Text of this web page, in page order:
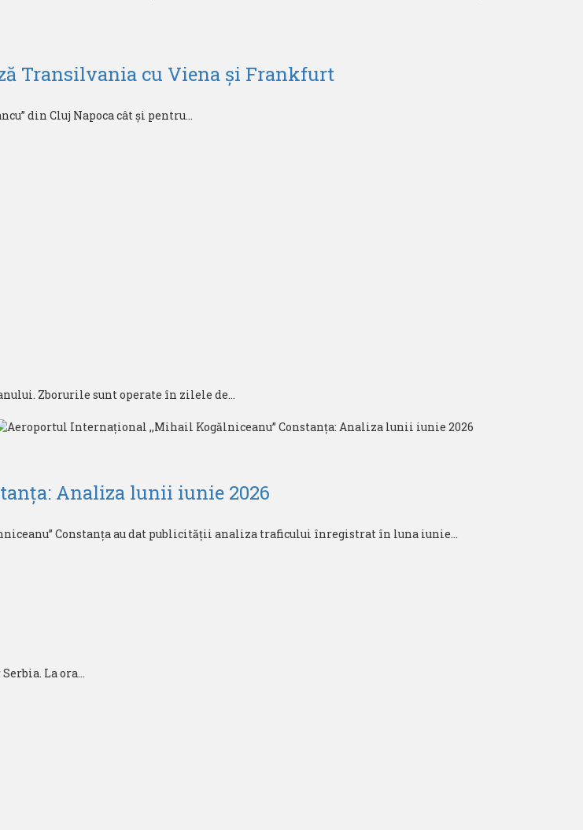
Transilvania cu Viena și Frankfurt
din Cluj Napoca cât și pentru...
Zborurile sunt operate în zilele de...
Analiza lunii iunie 2026
Constanța au dat publicității analiza traficului înregistrat în luna iunie...
La ora...